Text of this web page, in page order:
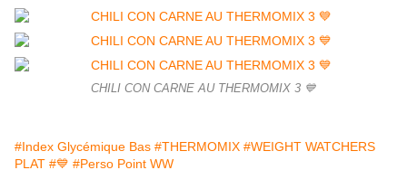
CHILI CON CARNE AU THERMOMIX 3 💙
#Index Glycémique Bas #THERMOMIX #WEIGHT WATCHERS
PLAT #💙 #Perso Point WW